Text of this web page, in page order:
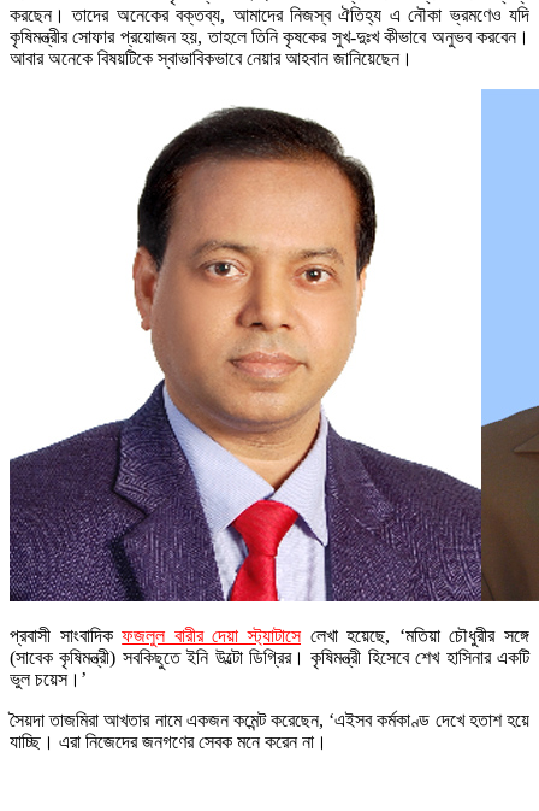
করছেন। তাদের অনেকের বক্তব্য, আমাদের নিজস্ব ঐতিহ্য এ নৌকা ভ্রমণেও যদি
কৃষিমন্ত্রীর সোফার প্রয়োজন হয়, তাহলে তিনি কৃষকের সুখ-দুঃখ কীভাবে অনুভব করবেন।
আবার অনেকে বিষয়টিকে স্বাভাবিকভাবে নেয়ার আহবান জানিয়েছেন।
প্রবাসী সাংবাদিকফজলুল বারীর দেয়াস্ট্যাটাসেলেখা হয়েছে, ‘মতিয়া চৌধুরীর সঙ্গে
(সাবেক কৃষিমন্ত্রী) সবকিছুতে ইনি উল্টো ডিগ্রির। কৃষিমন্ত্রী হিসেবে শেখ হাসিনার একটি
ভুল চয়েস।’
সৈয়দা তাজমিরা আখতার নামে একজন কমেন্ট করেছেন, ‘এইসব কর্মকাণ্ড দেখে হতাশ হয়ে
যাচ্ছি। এরা নিজেদের জনগণের সেবক মনে করেন না।